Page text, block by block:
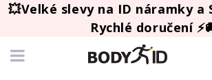
💥Velké slevy na ID náramky a
Rychlé doručení